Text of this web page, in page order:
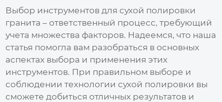
Выбор инструментов для сухой полировки
гранита – ответственный процесс, требующий
учета множества факторов. Надеемся, что наша
статья помогла вам разобраться в основных
аспектах выбора и применения этих
инструментов. При правильном выборе и
соблюдении технологии сухой полировки вы
сможете добиться отличных результатов и